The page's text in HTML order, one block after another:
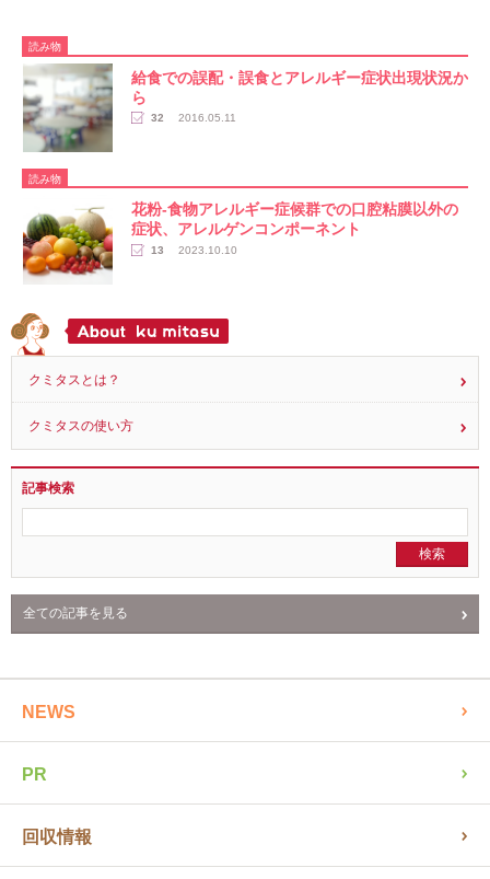
読み物
給食での誤配・誤食とアレルギー症状出現状況か
ら
32 2016.05.11
読み物
花粉-食物アレルギー症候群での口腔粘膜以外の
症状、アレルゲンコンポーネント
13 2023.10.10
クミタスとは？
クミタスの使い方
記事検索
全ての記事を見る
NEWS
PR
回収情報